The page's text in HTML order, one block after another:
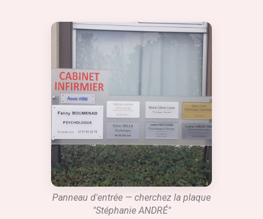
Panneau d'entrée — cherchez la plaque
"Stéphanie ANDRÉ"